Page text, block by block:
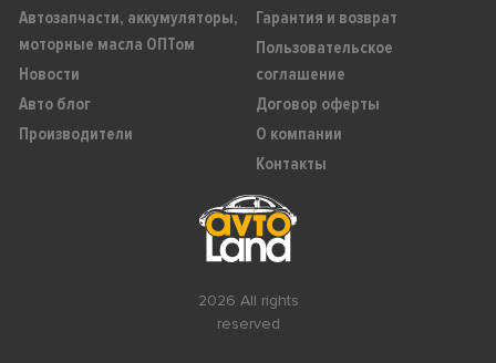
2026 All rights
reserved
Автозапчасти, аккумуляторы,
моторные масла ОПТом
Новости
Авто блог
Производители
Гарантия и возврат
Пользовательское
соглашение
Договор оферты
О компании
Контакты